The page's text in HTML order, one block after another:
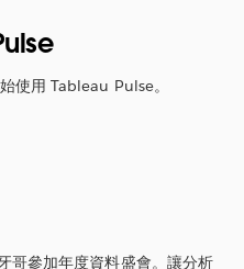
使用 Tableau Pulse。
哥參加年度資料盛會。讓分析